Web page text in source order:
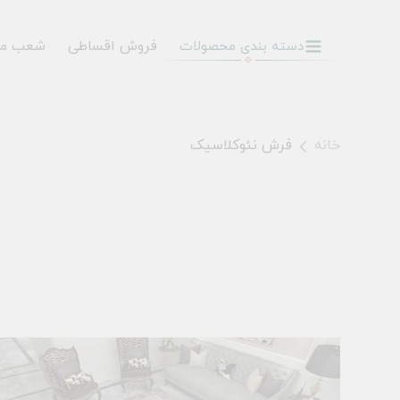
دسته بندی محصولات فروش اقساطی شعب
خانه فرش نئوکلاسیک